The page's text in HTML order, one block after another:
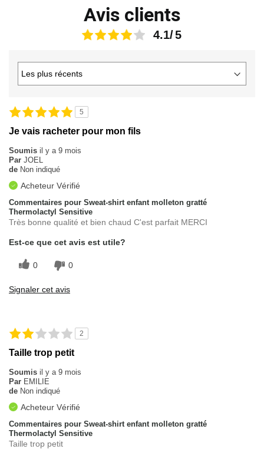
Avis clients
4.1
5
Je vais racheter pour mon fils
Soumis il y a 9 mois
Par JOEL
de Non indiqué
Acheteur Vérifié
Commentaires pour Sweat-shirt enfant molleton gratté
Thermolactyl Sensitive
Très bonne qualité et bien chaud C'est parfait MERCI
Est-ce que cet avis est utile?
0 0
Signaler cet avis
2
Taille trop petit
Soumis il y a 9 mois
Par EMILIE
de Non indiqué
Acheteur Vérifié
Commentaires pour Sweat-shirt enfant molleton gratté
Thermolactyl Sensitive
Taille trop petit